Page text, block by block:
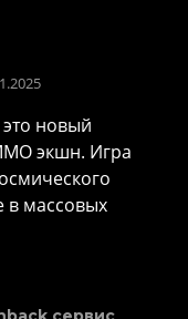
это новый
экшн. Игра
в массовых